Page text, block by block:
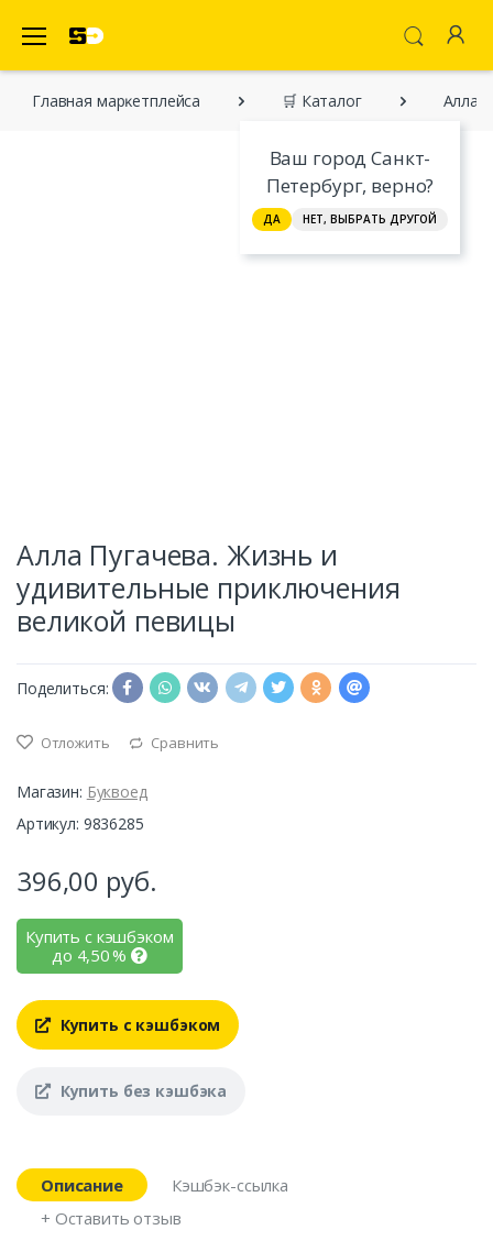
Ваш город Санкт-
Петербург, верно?
ДА НЕТ, ВЫБРАТЬ ДРУГОЙ
Главная марĸетплейса 🛒 Каталог Алла
Алла Пугачева. Жизнь и
удивительные приключения
великой певицы
Поделиться:
Отложить Сравнить
Магазин: Буквоед
Артикул: 9836285
396,00 руб.
Купить с кэшбэком
до 4,50%
Купить с кэшбэком
Купить без кэшбэка
Описание
Кэшбэк-ссылка
+ Оставить отзыв